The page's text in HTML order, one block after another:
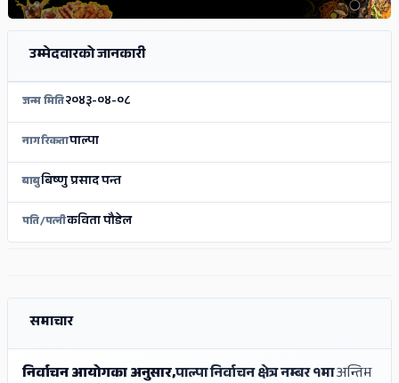
उम्मेदवारको जानकारी
जन्म मिति२०४३-०४-०८
नागरिकतापाल्पा
बाबुबिष्णु प्रसाद पन्त
पति/पत्नीकविता पौडेल
समाचार
निर्वाचन आयोगका अनुसार,पाल्पा निर्वाचन क्षेत्र नम्बर १माअन्तिम